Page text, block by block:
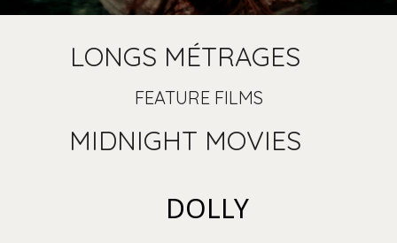
LONGS MÉTRAGES
FEATURE FILMS
MIDNIGHT MOVIES
DOLLY